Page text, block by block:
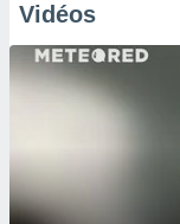
Vidéos